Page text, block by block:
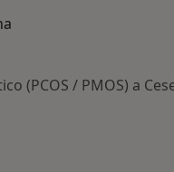
(PCOS / PMOS) a